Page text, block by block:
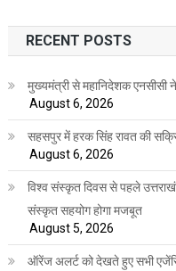
RECENT POSTS
मुख्यमंत्री से महानिदेशक एनसीसी ने
August 6, 2026
सहसपुर में हरक सिंह रावत की
August 6, 2026
विश्व संस्कृत दिवस से पहले
संस्कृत सहयोग होगा मजबूत
August 5, 2026
ऑरेंज अलर्ट को देखते हुए सभी